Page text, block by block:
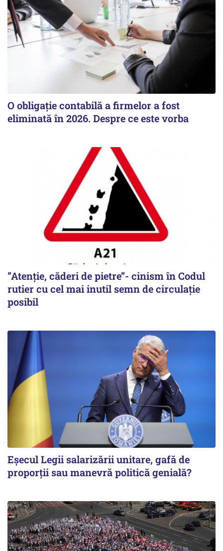
O obligație contabilă a firmelor a fost
eliminată în 2026. Despre ce este vorba
”Atenție, căderi de pietre”- cinism în Codul
rutier cu cel mai inutil semn de circulație
posibil
Eșecul Legii salarizării unitare, gafă de
proporții sau manevră politică genială?